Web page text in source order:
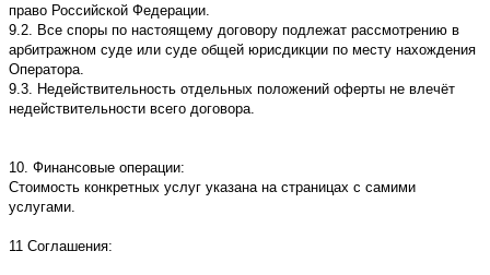
право Российской Федерации.
9.2. Все споры по настоящему договору подлежат рассмотрению в
арбитражном суде или суде общей юрисдикции по месту нахождения
Оператора.
9.3. Недействительность отдельных положений оферты не влечёт
недействительности всего договора.
10. Финансовые операции:
Стоимость конкретных услуг указана на страницах с самими
услугами.
11 Соглашения: